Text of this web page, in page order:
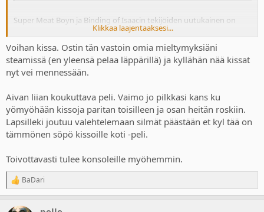
Super Meat Boyn ja Binding of Isaacin tekijöiden uutukainen on
juuri sitä, mitä heiltä voisi odottaakin.
Klikkaa laajentaaksesi...
Voihan kissa. Ostin tän vastoin omia mieltymyksiäni
steamissä (en yleensä pelaa läppärillä) ja kyllähän nää kissat
nyt vei mennessään.
Aivan liian koukuttava peli. Vaimo jo pilkkasi kans ku
yömyöhään kissoja paritan toisilleen ja osan heitän roskiin.
Lapsilleki joutuu valehtelemaan silmät päästään et kyl tää on
tämmönen söpö kissoille koti -peli.
Toivottavasti tulee konsoleille myöhemmin.
R
e
BaDari